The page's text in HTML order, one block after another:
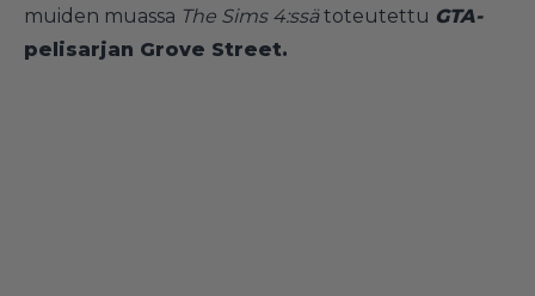
muiden muassa The Sims 4:ssätoteutettu GTA-
pelisarjan Grove Street.